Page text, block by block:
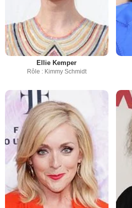
Ellie Kemper
Rôle : Kimmy Schmidt